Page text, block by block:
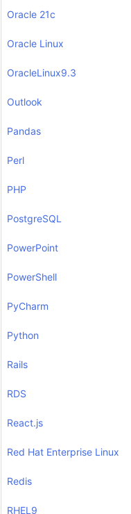
Oracle 21c
Oracle Linux
OracleLinux9.3
Outlook
Pandas
Perl
PHP
PostgreSQL
PowerPoint
PowerShell
PyCharm
Python
Rails
RDS
React.js
Red Hat Enterprise Linux
Redis
RHEL9